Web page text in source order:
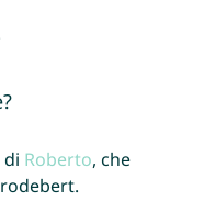
di Roberto, che